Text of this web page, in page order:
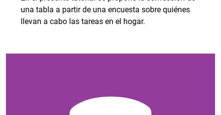
una tabla a partir de una encuesta sobre quiénes
llevan a cabo las tareas en el hogar.